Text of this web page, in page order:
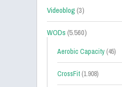
Videoblog(3)
WODs(5.560)
Aerobic Capacity (45)
CrossFit (1.908)